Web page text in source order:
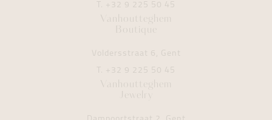
T. +32 9 225 50 45
Vanhoutteghem
Boutique
Voldersstraat 6, Gent
T. +32 9 225 50 45
Vanhoutteghem
Jewelry